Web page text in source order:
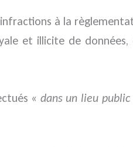
à la
et illicite de
« dans un lieu